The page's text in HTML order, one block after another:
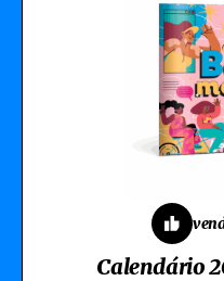
Calendário